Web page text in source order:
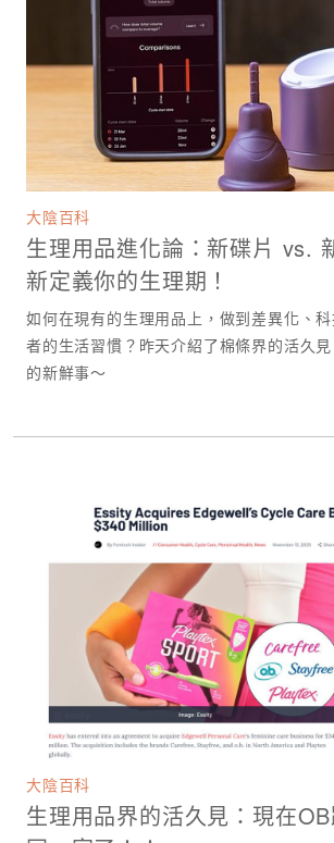
大陰百科
生理用品進化論：新碟片 vs.
新定義你的生理期！
如何在現有的生理用品上，做到差異化、
者的生活習慣？昨天介紹了棉條界的活久
的新鮮事～
大陰百科
生理用品界的活久見：現在